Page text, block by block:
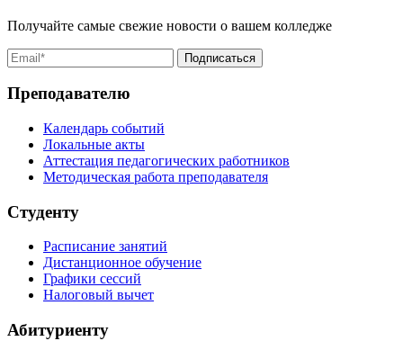
Получайте самые свежие новости о вашем колледже
Преподавателю
Календарь событий
Локальные акты
Аттестация педагогических работников
Методическая работа преподавателя
Студенту
Расписание занятий
Дистанционное обучение
Графики сессий
Налоговый вычет
Абитуриенту